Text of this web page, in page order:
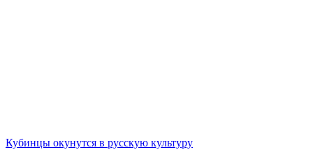
Кубинцы окунутся в русскую культуру